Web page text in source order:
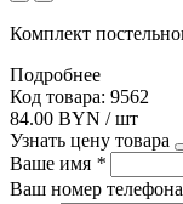
Комплект
Подробнее
Код товара: 9562
84.00 BYN / шт
Узнать цену товара
Ваше имя *
Ваш номер телефона